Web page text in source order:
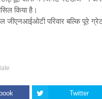
किया है।
जीएनआईओटी परिवार बल्कि पूरे
Twitter